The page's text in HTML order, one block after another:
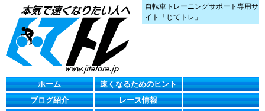
自転車トレーニングサポート専用サ
イト「じてトレ」
ホーム
速くなるためのヒント
ブログ紹介
レース情報